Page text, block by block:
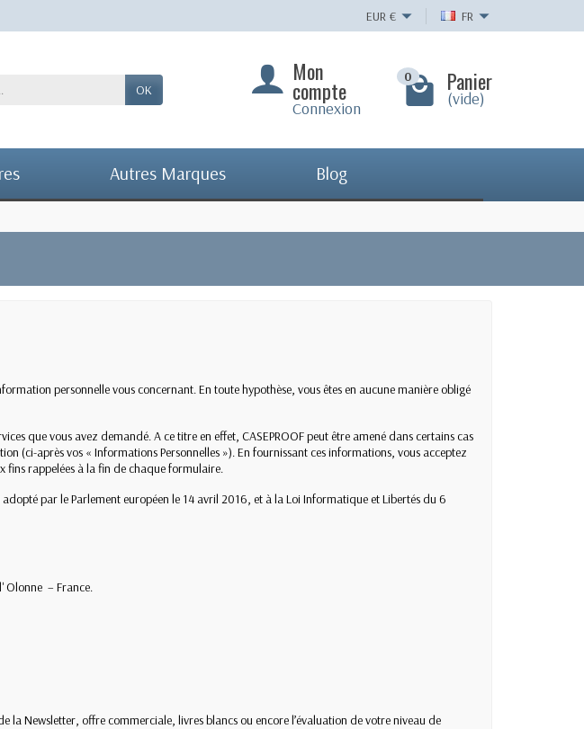
EUR € FR
OK
Mon
compte
Connexion
0 Panier
(vide)
Autres Marques Blog
personnelle vous concernant. En toute hypothèse, vous êtes en aucune manière obligé
que vous avez demandé. A ce titre en effet, CASEPROOF peut être amené dans certains cas
(ci-après vos « Informations Personnelles »). En fournissant ces informations, vous acceptez
fins rappelées à la fin de chaque formulaire.
par le Parlement européen le 14 avril 2016, et à la Loi Informatique et Libertés du 6
Olonne – France.
la Newsletter, offre commerciale, livres blancs ou encore l’évaluation de votre niveau de